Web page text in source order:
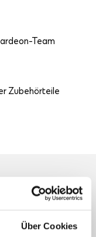
Über Cookies
Team
Zubehörteile
20 Jahre